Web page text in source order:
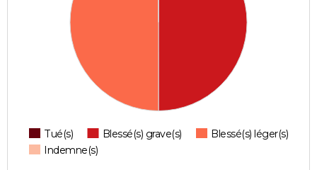
Tué(s) Blessé(s) grave(s)
Blessé(s) léger(s)
Indemne(s)